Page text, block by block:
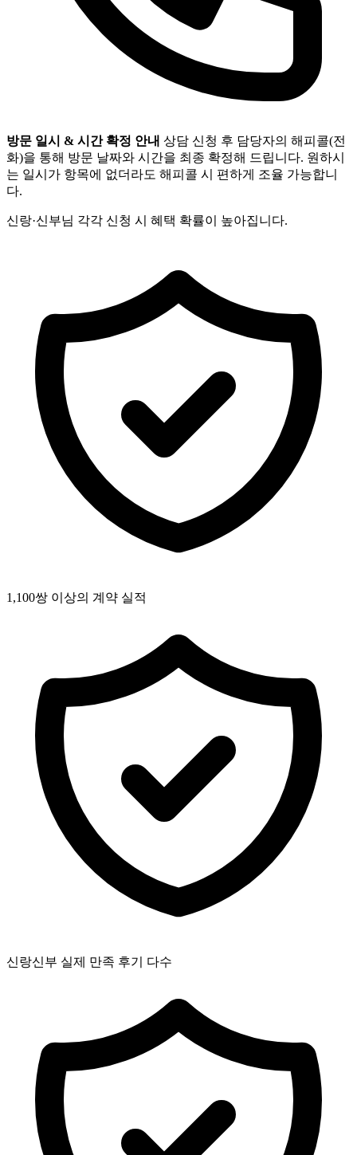
방문 일시 & 시간 확정 안내 상담 신청 후 담당자의 해피콜(전
화)을 통해 방문 날짜와 시간을 최종 확정해 드립니다. 원하시
는 일시가 항목에 없더라도 해피콜 시 편하게 조율 가능합니
다.
신랑·신부님 각각 신청 시 혜택 확률이 높아집니다.
1,100쌍 이상의 계약 실적
신랑신부 실제 만족 후기 다수